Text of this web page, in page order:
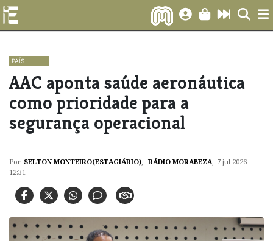
PAÍS
AAC aponta saúde aeronáutica
como prioridade para a
segurança operacional
Por SELTON MONTEIRO(ESTAGIÁRIO), RÁDIO MORABEZA, 7 jul 2026
12:31